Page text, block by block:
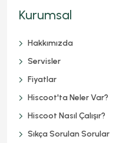
Kurumsal
Hakkımızda
Servisler
Fiyatlar
Hiscoot'ta Neler Var?
Hiscoot Nasıl Çalışır?
Sıkça Sorulan Sorular